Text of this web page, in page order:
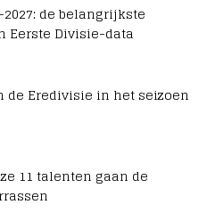
2027: de belangrijkste
Eerste Divisie-data
de Eredivisie in het seizoen
11 talenten gaan de